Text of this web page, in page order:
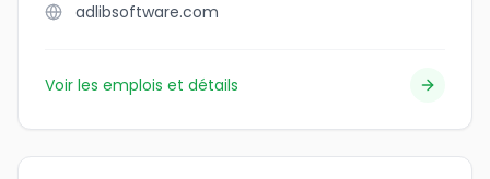
adlibsoftware.com
Voir les emplois et détails